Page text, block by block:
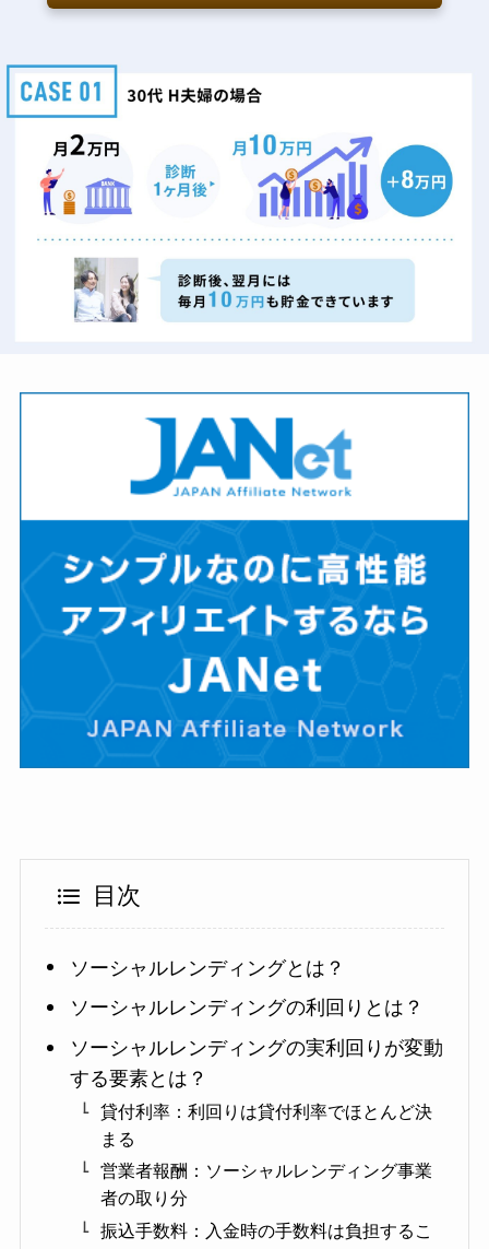
目次
ソーシャルレンディングとは？
ソーシャルレンディングの利回りとは？
ソーシャルレンディングの実利回りが変動
する要素とは？
貸付利率：利回りは貸付利率でほとんど決
まる
営業者報酬：ソーシャルレンディング事業
者の取り分
振込手数料：入金時の手数料は負担するこ